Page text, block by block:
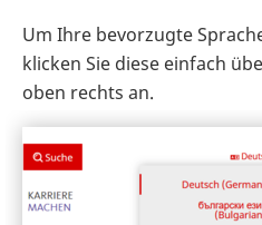
Um Ihre bevorzugte
klicken Sie diese einfach
oben rechts an.